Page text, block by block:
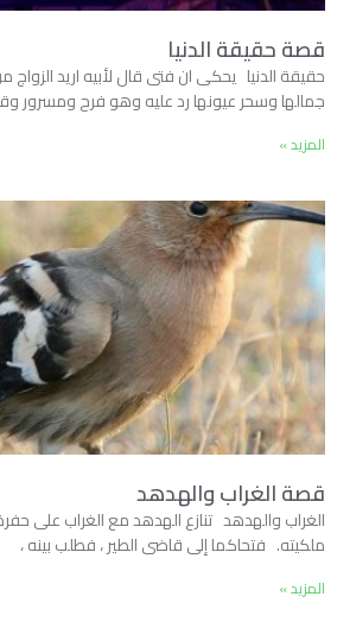
قصة حقيقة الدنيا
حقيقة الدنيا يحكى ان فتى قال لأبيه اريد الزواج
جمالها وسحر عيونها رد عليه وهو فرح ومسرور
المزيد »
قصة الغراب والهدهد
الغراب والهدهد تنازع الهدهد مع الغراب على
ملكيته. فتحاكما إلى قاضى الطير ، فطلب بينه ،
المزيد »